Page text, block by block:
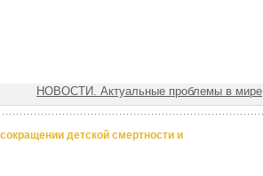
НОВОСТИ. Актуальные проблемы в мире
детской смертности и